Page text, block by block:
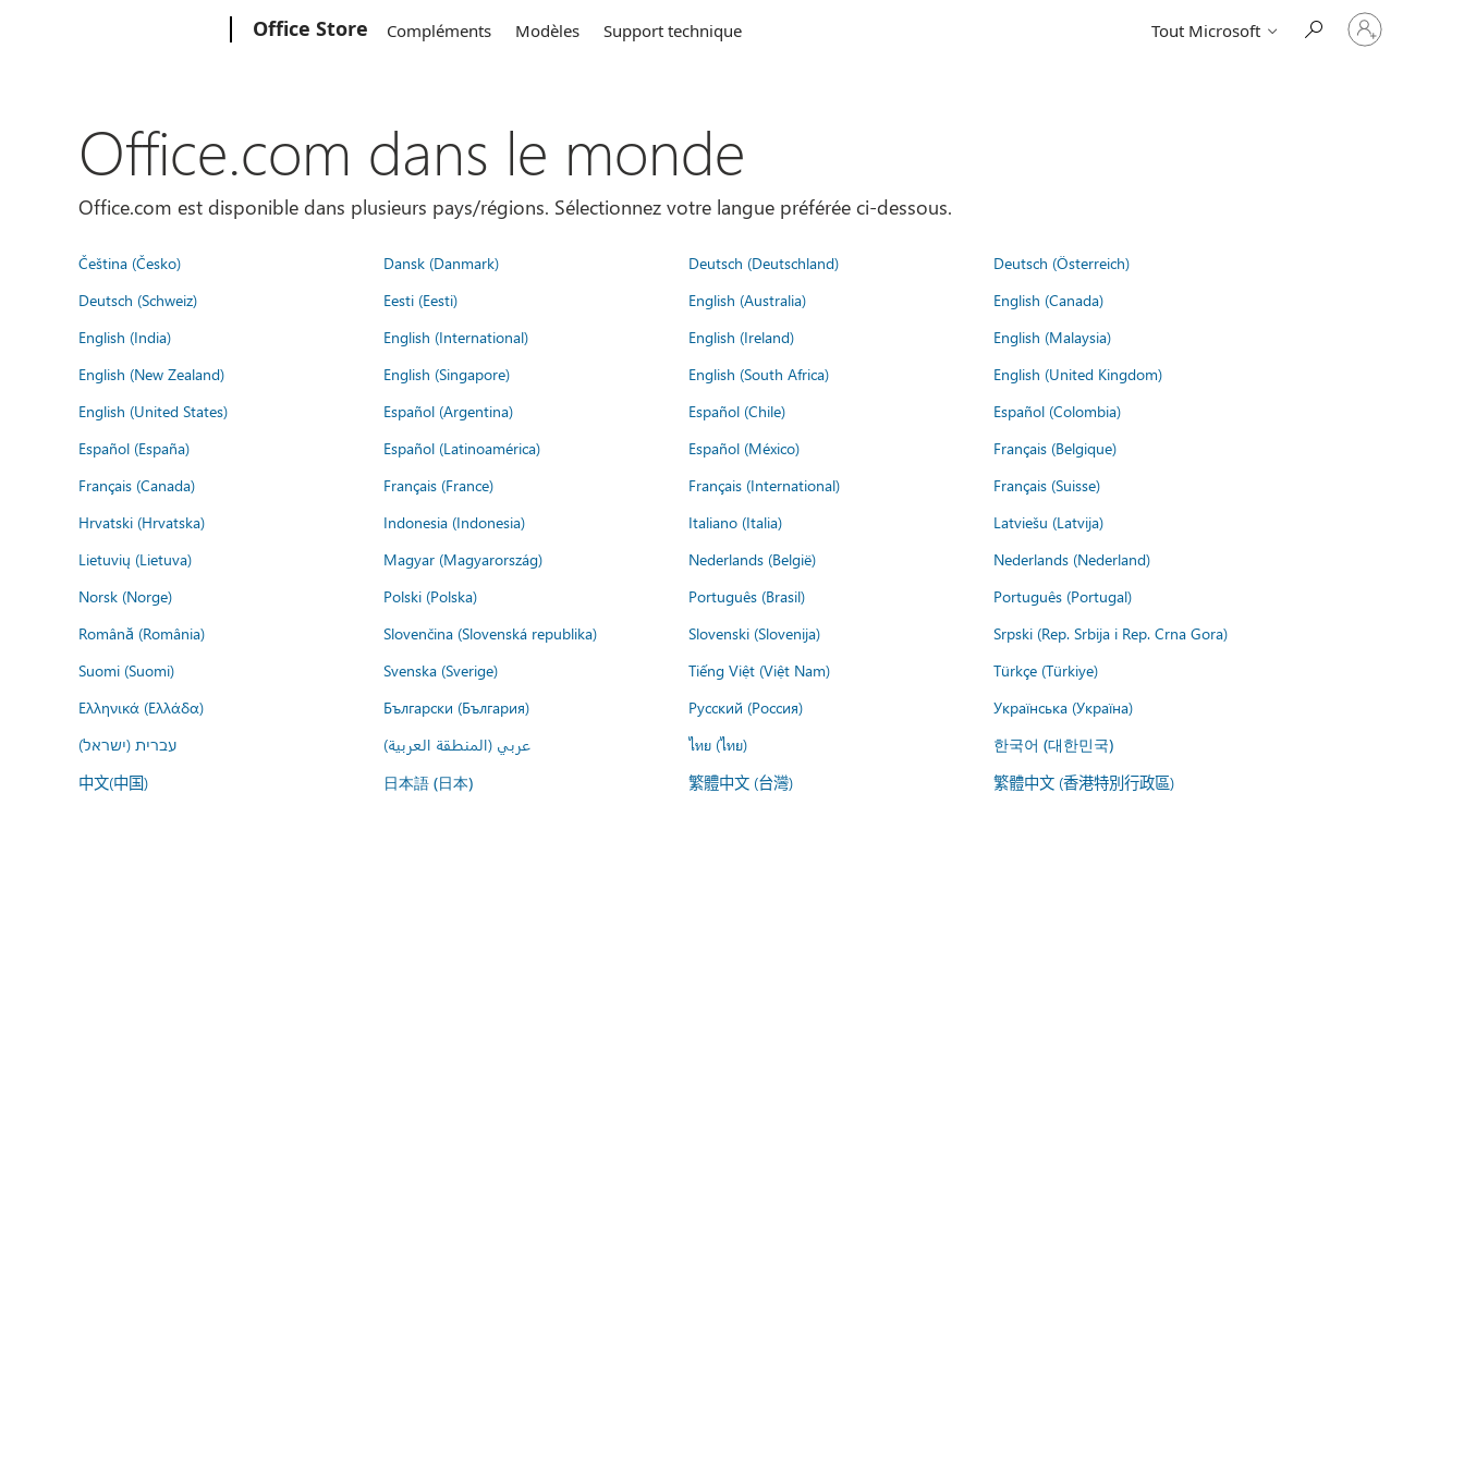
Office Store Compléments Modèles Support technique Tout Microsoft
Connectez-
vous
Office.com dans le monde
Office.com est disponible dans plusieurs pays/régions. Sélectionnez votre langue préférée ci-dessous.
Čeština (Česko) Dansk (Danmark) Deutsch (Deutschland)
Deutsch (Österreich)
Deutsch (Schweiz)
Eesti (Eesti) English (Australia)
English (Canada)
English (India)
English (International) English (Ireland)
English (Malaysia)
English (New Zealand)
English (Singapore) English (South Africa)
English (United Kingdom)
English (United States)
Español (Argentina) Español (Chile)
Español (Colombia)
Español (España)
Español (Latinoamérica) Español (México)
Français (Belgique)
Français (Canada)
Français (France) Français (International)
Français (Suisse)
Hrvatski (Hrvatska)
Indonesia (Indonesia) Italiano (Italia)
Latviešu (Latvija)
Lietuvių (Lietuva)
Magyar (Magyarország) Nederlands (België)
Nederlands (Nederland)
Norsk (Norge)
Polski (Polska) Português (Brasil)
Português (Portugal)
Română (România)
Slovenčina (Slovenská republika) Slovenski (Slovenija)
Srpski (Rep. Srbija i Rep. Crna Gora)
Suomi (Suomi)
Svenska (Sverige) Tiếng Việt (Việt Nam)
Türkçe (Türkiye)
Ελληνικά (Ελλάδα)
Български (България) Русский (Россия)
Українська (Україна)
עברית (ישראל)
عربي (المنطقة العربية) ไทย (ไทย) 한국어 (대한민국)
中文(中国) 日本語 (日本) 繁體中文 (台灣) 繁體中文 (香港特別行政區)